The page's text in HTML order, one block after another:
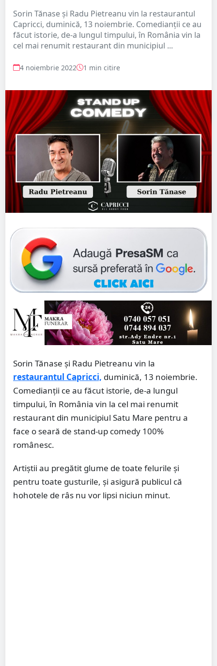
Sorin Tănase și Radu Pietreanu vin la restaurantul
Capricci, duminică, 13 noiembrie. Comedianții ce au
făcut istorie, de-a lungul timpului, în România vin la
cel mai renumit restaurant din municipiul ...
4 noiembrie 2022 1 min citire
Sorin Tănase și Radu Pietreanu vin la
restaurantul Capricci, duminică, 13 noiembrie.
Comedianții ce au făcut istorie, de-a lungul
timpului, în România vin la cel mai renumit
restaurant din municipiul Satu Mare pentru a
face o seară de stand-up comedy 100%
românesc.
Artiștii au pregătit glume de toate felurile și
pentru toate gusturile, și asigură publicul că
hohotele de râs nu vor lipsi niciun minut.